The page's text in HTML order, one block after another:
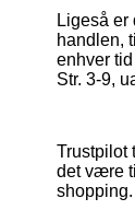
Ligeså
handlen,
enhver
Str. 3-9,
Trustpilot
det være
shopping.